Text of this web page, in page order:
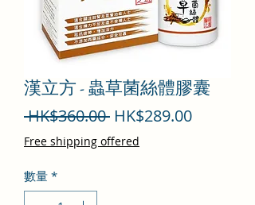
漢立方 - 蟲草菌絲體膠囊
HK$360.00 一
般
HK$289.00促
Free shipping offered
數量 *